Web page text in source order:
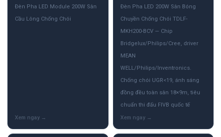
Đèn Pha LED Module 200W Sân
Cầu Lông Chống Chói
Đèn Pha LED 200W Sân Bóng
Chuyền Chống Chói TDLF-
MKH200-BCV — Chip
Bridgelux/Philips/Cree, driver
MEAN
WELL/Philips/Inventronics.
Chống chói UGR<19, ánh sáng
đồng đều toàn sân 18×9m, tiêu
chuẩn thi đấu FIVB quốc tế